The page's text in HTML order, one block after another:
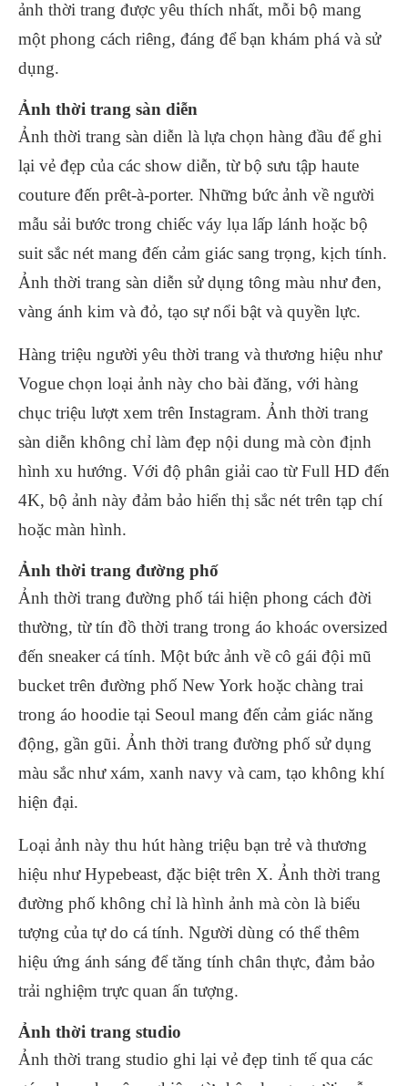
ảnh thời trang được yêu thích nhất, mỗi bộ mang
một phong cách riêng, đáng để bạn khám phá và sử
dụng.
Ảnh thời trang sàn diễn
Ảnh thời trang sàn diễn là lựa chọn hàng đầu để ghi
lại vẻ đẹp của các show diễn, từ bộ sưu tập haute
couture đến prêt-à-porter. Những bức ảnh về người
mẫu sải bước trong chiếc váy lụa lấp lánh hoặc bộ
suit sắc nét mang đến cảm giác sang trọng, kịch tính.
Ảnh thời trang sàn diễn sử dụng tông màu như đen,
vàng ánh kim và đỏ, tạo sự nổi bật và quyền lực.
Hàng triệu người yêu thời trang và thương hiệu như
Vogue chọn loại ảnh này cho bài đăng, với hàng
chục triệu lượt xem trên Instagram. Ảnh thời trang
sàn diễn không chỉ làm đẹp nội dung mà còn định
hình xu hướng. Với độ phân giải cao từ Full HD đến
4K, bộ ảnh này đảm bảo hiển thị sắc nét trên tạp chí
hoặc màn hình.
Ảnh thời trang đường phố
Ảnh thời trang đường phố tái hiện phong cách đời
thường, từ tín đồ thời trang trong áo khoác oversized
đến sneaker cá tính. Một bức ảnh về cô gái đội mũ
bucket trên đường phố New York hoặc chàng trai
trong áo hoodie tại Seoul mang đến cảm giác năng
động, gần gũi. Ảnh thời trang đường phố sử dụng
màu sắc như xám, xanh navy và cam, tạo không khí
hiện đại.
Loại ảnh này thu hút hàng triệu bạn trẻ và thương
hiệu như Hypebeast, đặc biệt trên X. Ảnh thời trang
đường phố không chỉ là hình ảnh mà còn là biểu
tượng của tự do cá tính. Người dùng có thể thêm
hiệu ứng ánh sáng để tăng tính chân thực, đảm bảo
trải nghiệm trực quan ấn tượng.
Ảnh thời trang studio
Ảnh thời trang studio ghi lại vẻ đẹp tinh tế qua các